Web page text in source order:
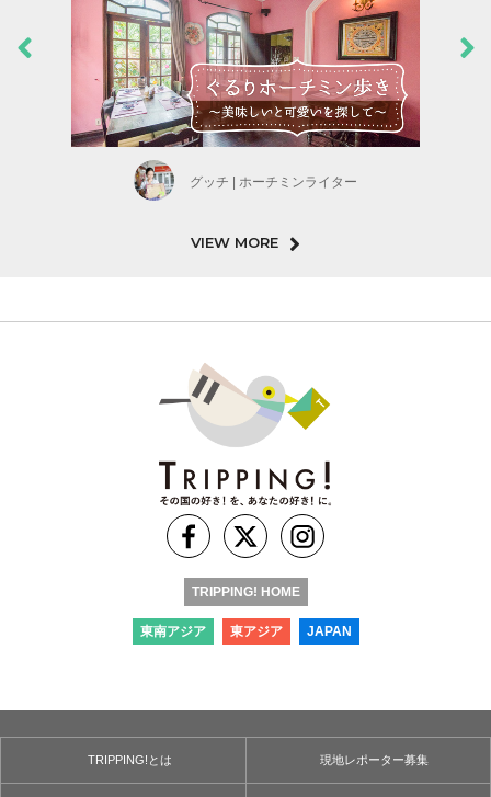
グッチ | ホーチミンライター
VIEW MORE
TRIPPING! HOME
東南アジア 東アジア JAPAN
TRIPPING!とは 現地レポーター募集